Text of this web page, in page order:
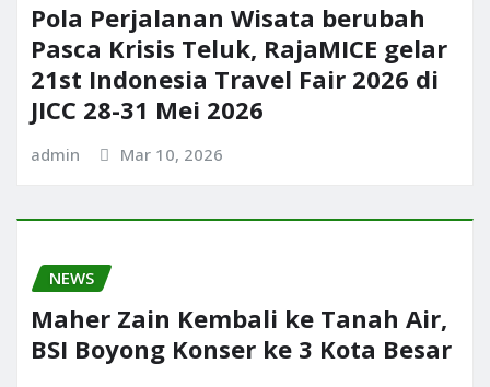
Pola Perjalanan Wisata berubah
Pasca Krisis Teluk, RajaMICE gelar
21st Indonesia Travel Fair 2026 di
JICC 28-31 Mei 2026
admin Mar 10, 2026
NEWS
Maher Zain Kembali ke Tanah Air,
BSI Boyong Konser ke 3 Kota Besar